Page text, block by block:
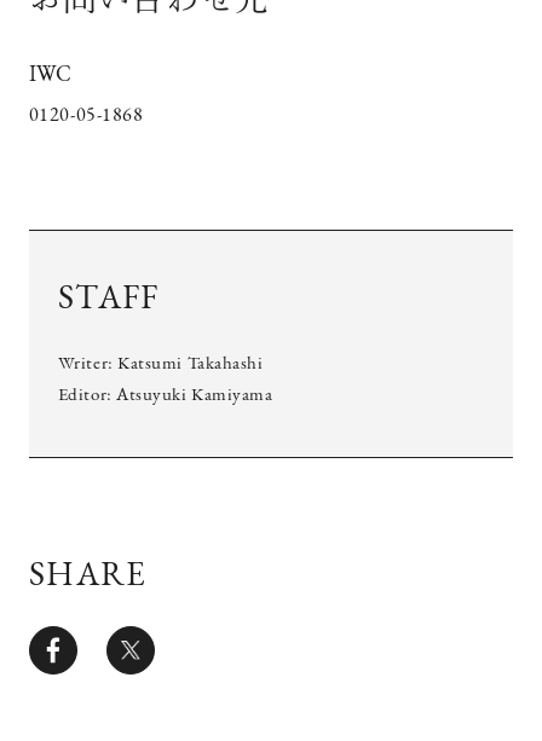
IWC
0120-05-1868
STAFF
Writer: Katsumi Takahashi
Editor: Atsuyuki Kamiyama
SHARE